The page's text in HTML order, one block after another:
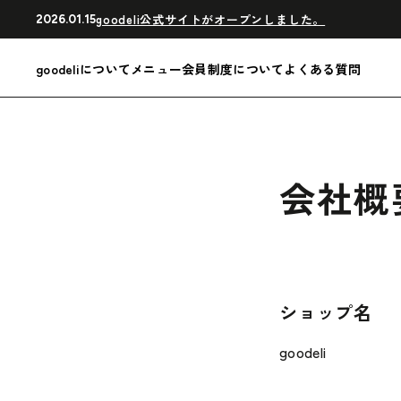
2026.01.15goodeli公式サイトがオープンしました。
goodeliについてメニュー会員制度について よくある質問
会社
ショップ名
goodeli